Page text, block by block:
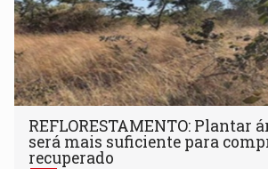
REFLORESTAMENTO: Plantar
será mais suficiente para
recuperado